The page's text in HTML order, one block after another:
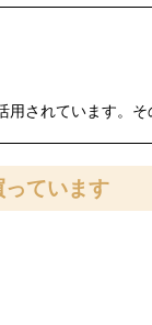
されています。
ています